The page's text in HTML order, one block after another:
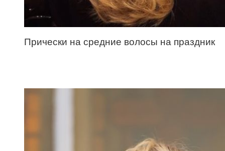
Прически на средние волосы на праздник